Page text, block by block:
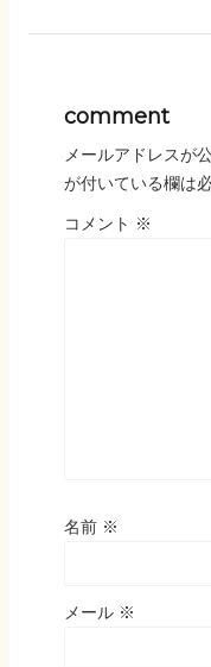
comment
メールアドレスが
が付いている欄は
コメント ※
名前 ※
メール ※